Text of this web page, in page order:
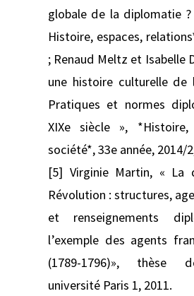
globale de la diplomatie ?
Histoire, espaces,
; Renaud Meltz et Isabelle
une histoire culturelle de
Pratiques et normes
XIXe siècle »,
société*, 33e année, 2014/
[5] Virginie Martin, « La
Révolution : structures,
et renseignements
l’exemple des agents
(1789-1796)», thèse
université Paris 1, 2011.